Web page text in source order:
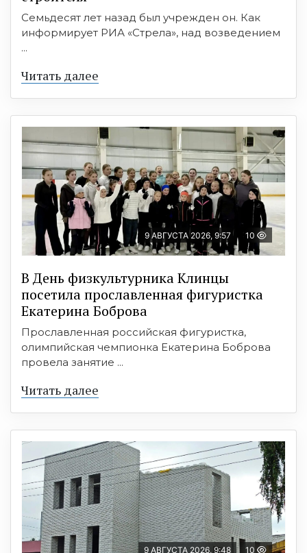
Семьдесят лет назад был учрежден он. Как
информирует РИА «Стрела», над возведением
...
Читать далее
9 АВГУСТА 2026, 9:57 10
В День физкультурника Клинцы
посетила прославленная фигуристка
Екатерина Боброва
Прославленная российская фигуристка,
олимпийская чемпионка Екатерина Боброва
провела занятие ...
Читать далее
9 АВГУСТА 2026, 9:48 10